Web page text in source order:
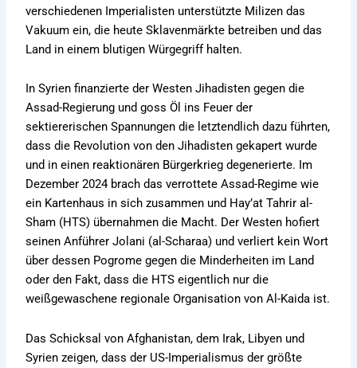
verschiedenen Imperialisten unterstützte Milizen das
Vakuum ein, die heute Sklavenmärkte betreiben und das
Land in einem blutigen Würgegriff halten.
In Syrien finanzierte der Westen Jihadisten gegen die
Assad-Regierung und goss Öl ins Feuer der
sektiererischen Spannungen die letztendlich dazu führten,
dass die Revolution von den Jihadisten gekapert wurde
und in einen reaktionären Bürgerkrieg degenerierte. Im
Dezember 2024 brach das verrottete Assad-Regime wie
ein Kartenhaus in sich zusammen und Hay’at Tahrir al-
Sham (HTS) übernahmen die Macht. Der Westen hofiert
seinen Anführer Jolani (al-Scharaa) und verliert kein Wort
über dessen Pogrome gegen die Minderheiten im Land
oder den Fakt, dass die HTS eigentlich nur die
weißgewaschene regionale Organisation von Al-Kaida ist.
Das Schicksal von Afghanistan, dem Irak, Libyen und
Syrien zeigen, dass der US-Imperialismus der größte